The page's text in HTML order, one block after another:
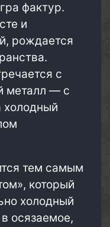
фактур.
и
рождается
с
металл — с
холодный
тем самым
который
холодный
осязаемое,